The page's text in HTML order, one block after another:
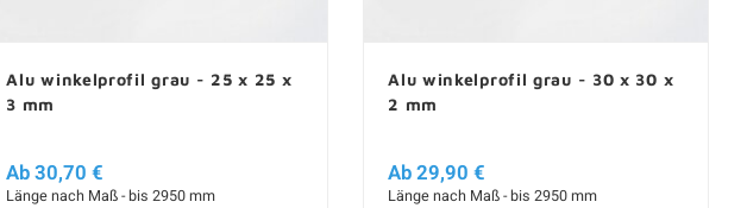
Alu winkelprofil grau - 25 x 25 x
3 mm
Ab 30,70 €
Länge nach Maß - bis 2950 mm
Alu winkelprofil grau - 30 x 30 x
2 mm
Ab 29,90 €
Länge nach Maß - bis 2950 mm